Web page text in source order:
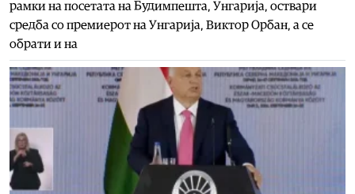
рамки на посетата на Будимпешта, Унгарија, оствари
средба со премиерот на Унгарија, Виктор Орбан, а се
обрати и на